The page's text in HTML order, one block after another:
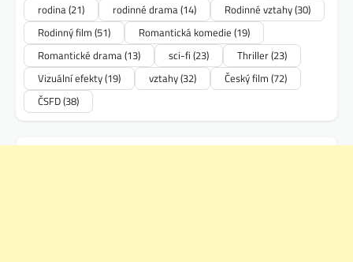
rodina(21) rodinné drama(14) Rodinné vztahy(30)
Rodinný film (51) Romantická komedie (19)
Romantické drama(13) sci-fi (23) Thriller(23)
Vizuální efekty(19) vztahy(32) Český film (72)
ČSFD(38)